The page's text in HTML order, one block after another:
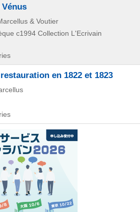
& Voutier
c1994 Collection L'Ecrivain
en 1822 et 1823